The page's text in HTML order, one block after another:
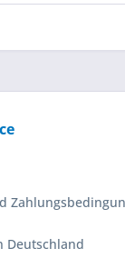
Deutschland